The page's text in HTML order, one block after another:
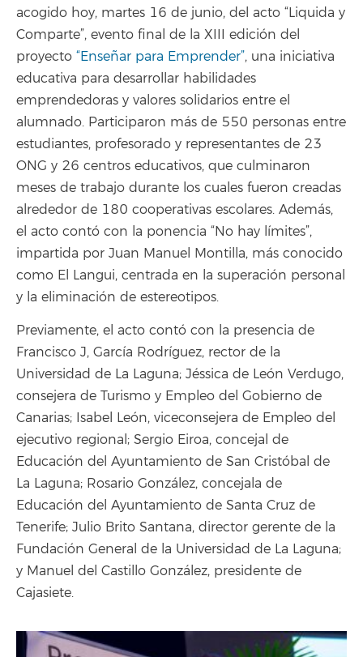
acogido hoy, martes 16 de junio, del acto “Liquida y
Comparte”, evento final de la XIII edición del
proyecto “Enseñar para Emprender”, una iniciativa
educativa para desarrollar habilidades
emprendedoras y valores solidarios entre el
alumnado. Participaron más de 550 personas entre
estudiantes, profesorado y representantes de 23
ONG y 26 centros educativos, que culminaron
meses de trabajo durante los cuales fueron creadas
alrededor de 180 cooperativas escolares. Además,
el acto contó con la ponencia “No hay límites”,
impartida por Juan Manuel Montilla, más conocido
como El Langui, centrada en la superación personal
y la eliminación de estereotipos.
Previamente, el acto contó con la presencia de
Francisco J, García Rodríguez, rector de la
Universidad de La Laguna; Jéssica de León Verdugo,
consejera de Turismo y Empleo del Gobierno de
Canarias; Isabel León, viceconsejera de Empleo del
ejecutivo regional; Sergio Eiroa, concejal de
Educación del Ayuntamiento de San Cristóbal de
La Laguna; Rosario González, concejala de
Educación del Ayuntamiento de Santa Cruz de
Tenerife; Julio Brito Santana, director gerente de la
Fundación General de la Universidad de La Laguna;
y Manuel del Castillo González, presidente de
Cajasiete.